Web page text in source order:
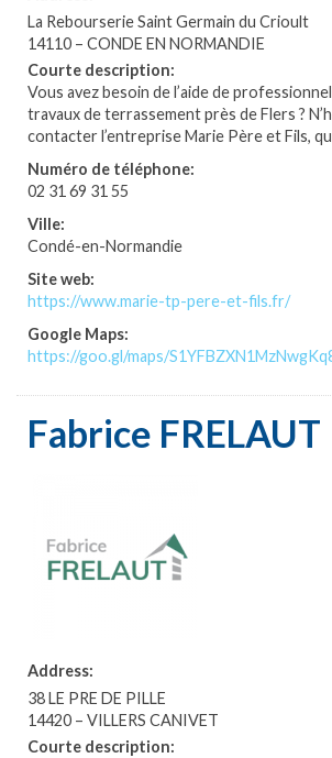
La Rebourserie Saint Germain du Crioult
14110 – CONDE EN NORMANDIE
Courte description:
Vous avez besoin de l’aide de
travaux de terrassement près de Flers ?
contacter l’entreprise Marie Père et Fils,
Numéro de téléphone:
02 31 69 31 55
Ville:
Condé-en-Normandie
Site web:
https://www.marie-tp-pere-et-fils.fr/
Google Maps:
https://goo.gl/maps/
Fabrice FRELAUT
Address:
38 LE PRE DE PILLE
14420 – VILLERS CANIVET
Courte description: